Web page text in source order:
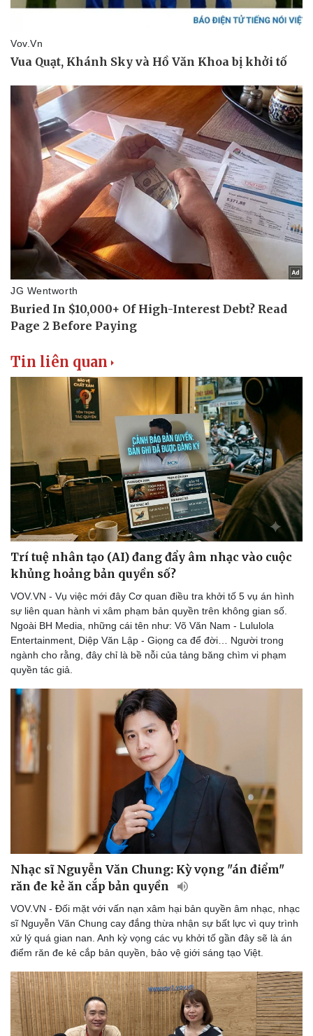
Thể thao
Bóng đá
Lịch thi đấu bóng đá
Thế giới thể thao
eSports
Hậu trường
Ô tô - Xe máy
Ô tô
Xe máy
Tư vấn
Tin liên quan
Trí tuệ nhân tạo (AI) đang đẩy âm nhạc vào cuộc
khủng hoảng bản quyền số?
VOV.VN - Vụ việc mới đây Cơ quan điều tra khởi tố 5 vụ án hình
sự liên quan hành vi xâm phạm bản quyền trên không gian số.
Ngoài BH Media, những cái tên như: Võ Văn Nam - Lululola
Entertainment, Diệp Văn Lập - Giọng ca để đời… Người trong
ngành cho rằng, đây chỉ là bề nỗi của tảng băng chìm vi phạm
quyền tác giả.
Nhạc sĩ Nguyễn Văn Chung: Kỳ vọng "án điểm"
răn đe kẻ ăn cắp bản quyền
VOV.VN - Đối mặt với vấn nạn xâm hại bản quyền âm nhạc, nhạc
sĩ Nguyễn Văn Chung cay đắng thừa nhận sự bất lực vì quy trình
xử lý quá gian nan. Anh kỳ vọng các vụ khởi tố gần đây sẽ là án
điểm răn đe kẻ cắp bản quyền, bảo vệ giới sáng tạo Việt.